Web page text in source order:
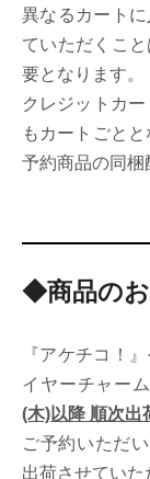
異なるカート
ていただくこ
要となります。
クレジットカ
もカートごと
予約商品の同梱
◆商品の
『アケチコ！
イヤーチャー
(木)以降 順次出
ご予約いただ
出荷させていた